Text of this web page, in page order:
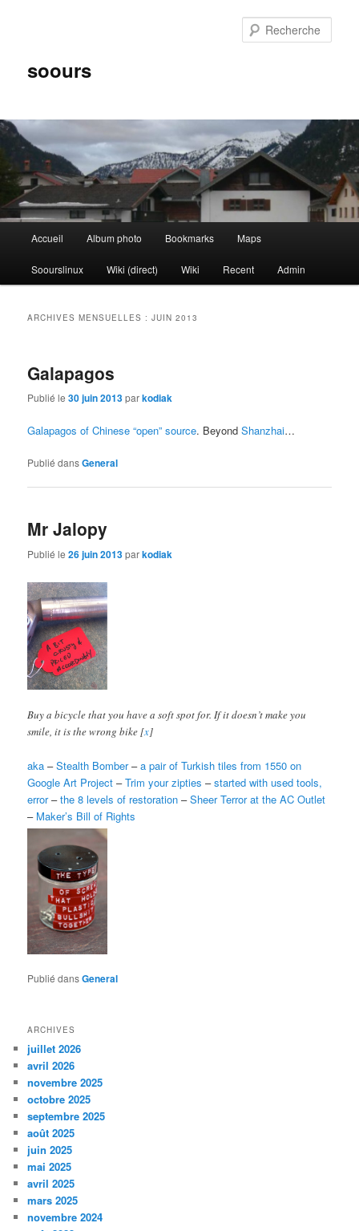
soours
Accueil Album photo Bookmarks Maps
Soourslinux Wiki (direct) Wiki Recent Admin
ARCHIVES MENSUELLES :JUIN 2013
Galapagos
Publié le30 juin 2013parkodiak
Galapagos of Chinese “open” source. BeyondShanzhai…
Publié dansGeneral
Mr Jalopy
Publié le26 juin 2013parkodiak
Buy a bicycle that you have a soft spot for. If it doesn’t make you
smile, it is the wrong bike [x]
aka –Stealth Bomber–a pair of Turkish tiles from 1550 on
Google Art Project –Trim your zipties –started with used tools,
error–the 8 levels of restoration –Sheer Terror at the AC Outlet
– Maker’s Bill of Rights
Publié dansGeneral
ARCHIVES
juillet 2026
avril 2026
novembre 2025
octobre 2025
septembre 2025
août 2025
juin 2025
mai 2025
avril 2025
mars 2025
novembre 2024